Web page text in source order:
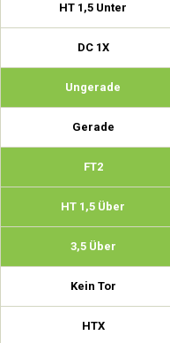
HT 1,5 Unter
DC 1X
Ungerade
Gerade
FT2
HT 1,5 Über
3,5 Über
Kein Tor
HTX